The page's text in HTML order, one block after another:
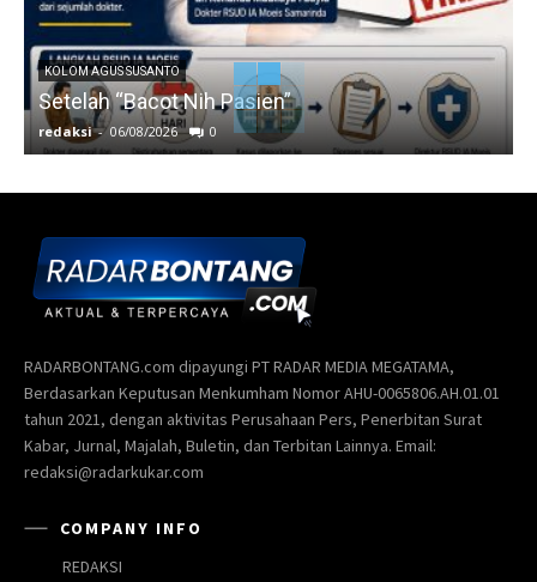
KOLOM AGUS SUSANTO
Setelah “Bacot Nih Pasien”
redaksi - 06/08/2026 0
RADARBONTANG.com dipayungi PT RADAR MEDIA MEGATAMA,
Berdasarkan Keputusan Menkumham Nomor AHU-0065806.AH.01.01
tahun 2021, dengan aktivitas Perusahaan Pers, Penerbitan Surat
Kabar, Jurnal, Majalah, Buletin, dan Terbitan Lainnya. Email:
redaksi@radarkukar.com
COMPANY INFO
REDAKSI